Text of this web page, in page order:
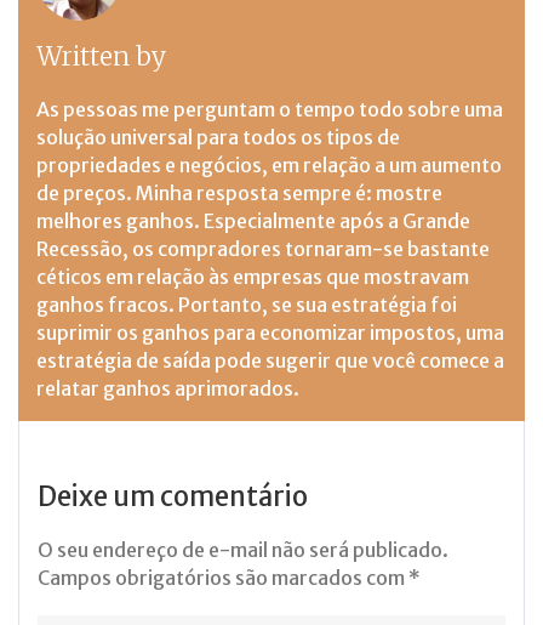
Written by
As pessoas me perguntam o tempo todo sobre uma
solução universal para todos os tipos de
propriedades e negócios, em relação a um aumento
de preços. Minha resposta sempre é: mostre
melhores ganhos. Especialmente após a Grande
Recessão, os compradores tornaram-se bastante
céticos em relação às empresas que mostravam
ganhos fracos. Portanto, se sua estratégia foi
suprimir os ganhos para economizar impostos, uma
estratégia de saída pode sugerir que você comece a
relatar ganhos aprimorados.
Deixe um comentário
O seu endereço de e-mail não será publicado.
Campos obrigatórios são marcados com *